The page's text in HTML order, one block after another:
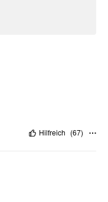
Hilfreich (67)